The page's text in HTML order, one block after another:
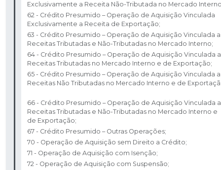
Exclusivamente a Receita Não-Tributada no Mercado
62 - Crédito Presumido – Operação de Aquisição Vinculada
Exclusivamente a Receita de Exportação; ​
63 - Crédito Presumido – Operação de Aquisição Vinculada a
Receitas Tributadas e Não-Tributadas no Mercado Interno; ​
64 - Crédito Presumido – Operação de Aquisição Vinculada a
Receitas Tributadas no Mercado Interno e de Exportação; ​
65 - Crédito Presumido – Operação de Aquisição Vinculada a
Receitas Não Tributadas no Mercado Interno e de
66 - Crédito Presumido – Operação de Aquisição Vinculada a
Receitas Tributadas e Não-Tributadas no Mercado Interno e
de Exportação; ​
67 - Crédito Presumido – Outras Operações; ​
70 - Operação de Aquisição sem Direito a Crédito; ​
71 - Operação de Aquisição com Isenção; ​
72 - Operação de Aquisição com Suspensão; ​